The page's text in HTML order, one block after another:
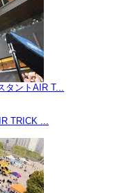
ントAIR T...
TRICK ...